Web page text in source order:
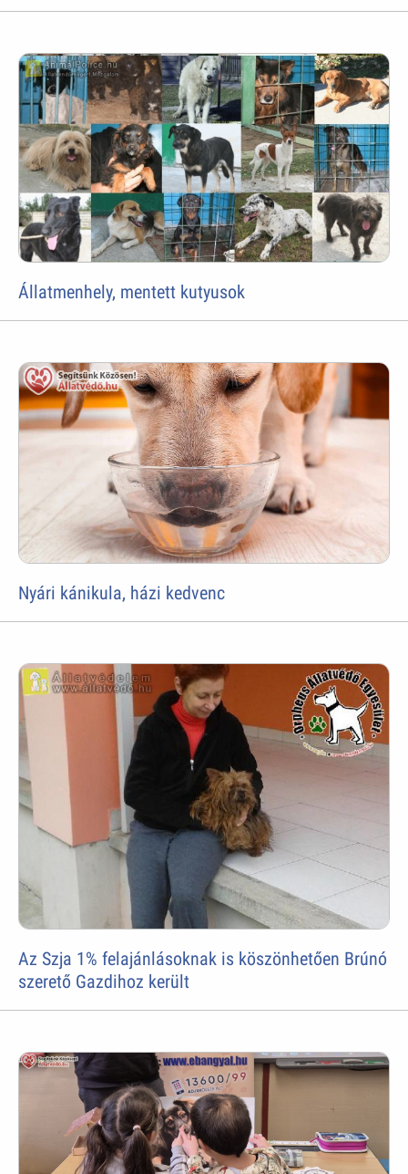
Állatmenhely, mentett kutyusok
Nyári kánikula, házi kedvenc
Az Szja 1% felajánlásoknak is köszönhetően Brúnó
szerető Gazdihoz került